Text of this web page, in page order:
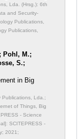
Lda. (Hrsg.): 6th
and Security-
Publications,
Publications,
Pohl, M.;
S.;
in Big
Publications, Lda.;
of Things, Big
- Science
SCITEPRESS -
2021;